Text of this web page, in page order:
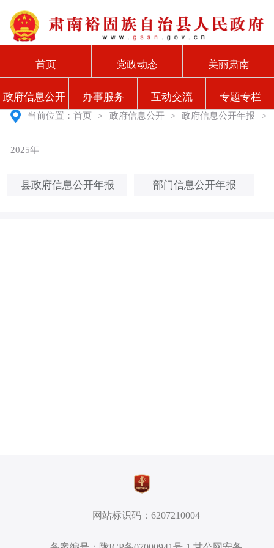
首页 党政动态 美丽肃南
政府信息公开 办事服务 互动交流 专题专栏
当前位置：首页 > 政府信息公开 > 政府信息公开年报 >
2025年
县政府信息公开年报 部门信息公开年报
网站标识码：6207210004